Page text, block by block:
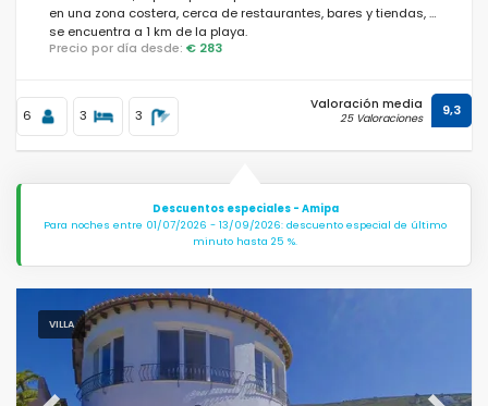
en una zona costera, cerca de restaurantes, bares y tiendas, y
se encuentra a 1 km de la playa.
Precio por día desde: € 283
6 3 3
Valoración media
25 Valoraciones 9,3
Descuentos especiales - Amipa
Para noches entre 01/07/2026 - 13/09/2026: descuento especial de último
minuto hasta 25 %.
VILLA